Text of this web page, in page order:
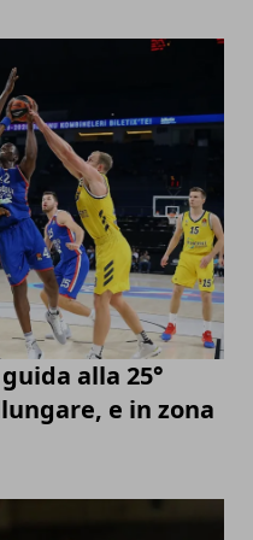
alla 25°
e in zona